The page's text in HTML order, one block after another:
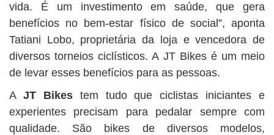
vida. É um investimento em saúde, que gera
benefícios no bem-estar físico de social”, aponta
Tatiani Lobo, proprietária da loja e vencedora de
diversos torneios ciclísticos. A JT Bikes é um meio
de levar esses benefícios para as pessoas.
A JT Bikestem tudo que ciclistas iniciantes e
experientes precisam para pedalar sempre com
qualidade. São bikes de diversos modelos,